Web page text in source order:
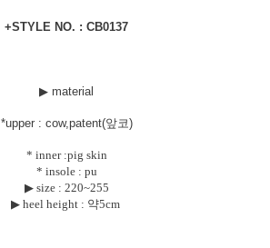
+STYLE NO. : CB0137
▶ material
*upper : cow,patent(앞코)
* inner :pig skin
* insole : pu
▶ size : 220~255
▶ heel height : 약5cm